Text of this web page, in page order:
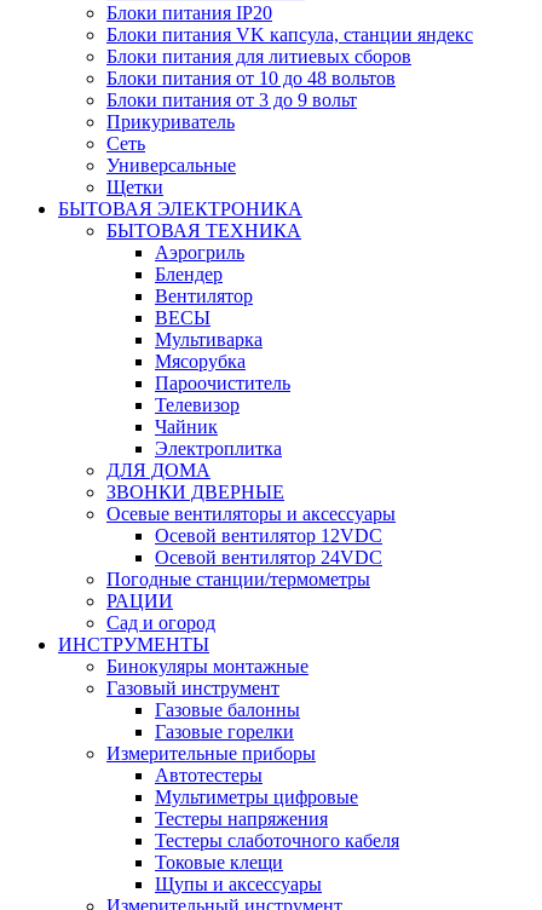
Блоки питания IP20
Блоки питания VK капсула, станции яндекс
Блоки питания для литиевых сборов
Блоки питания от 10 до 48 вольтов
Блоки питания от 3 до 9 вольт
Прикуриватель
Сеть
Универсальные
Щетки
БЫТОВАЯ ЭЛЕКТРОНИКА
БЫТОВАЯ ТЕХНИКА
Аэрогриль
Блендер
Вентилятор
ВЕСЫ
Мультиварка
Мясорубка
Пароочиститель
Телевизор
Чайник
Электроплитка
ДЛЯ ДОМА
ЗВОНКИ ДВЕРНЫЕ
Осевые вентиляторы и аксессуары
Осевой вентилятор 12VDC
Осевой вентилятор 24VDC
Погодные станции/термометры
РАЦИИ
Сад и огород
ИНСТРУМЕНТЫ
Бинокуляры монтажные
Газовый инструмент
Газовые балонны
Газовые горелки
Измерительные приборы
Автотестеры
Мультиметры цифровые
Тестеры напряжения
Тестеры слаботочного кабеля
Токовые клещи
Щупы и аксессуары
Измерительный инструмент